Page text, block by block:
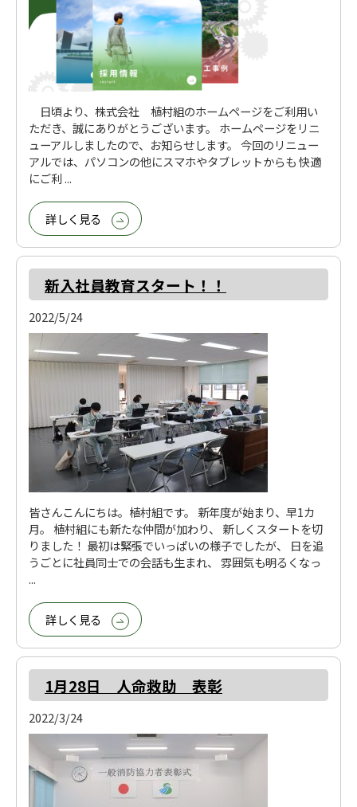
日頃より、株式会社 植村組のホームページをご利用い
ただき、誠にありがとうございます。 ホームページをリニ
ューアルしましたので、お知らせします。 今回のリニュー
アルでは、パソコンの他にスマホやタブレットからも 快適
にご利 ...
詳しく見る
新入社員教育スタート！！
2022/5/24
皆さんこんにちは。植村組です。 新年度が始まり、早1カ
月。 植村組にも新たな仲間が加わり、 新しくスタートを切
りました！ 最初は緊張でいっぱいの様子でしたが、 日を追
うごとに社員同士での会話も生まれ、 雰囲気も明るくなっ
...
詳しく見る
1月28日 人命救助 表彰
2022/3/24